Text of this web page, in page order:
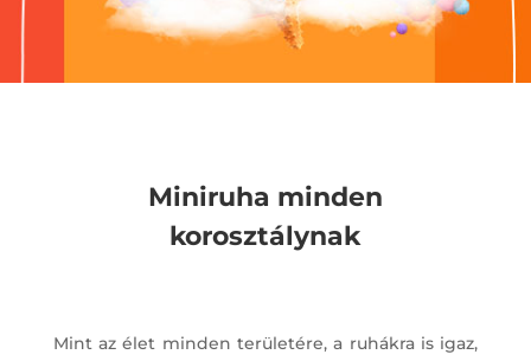
Miniruha minden
korosztálynak
Mint az élet minden területére, a ruhákra is igaz,